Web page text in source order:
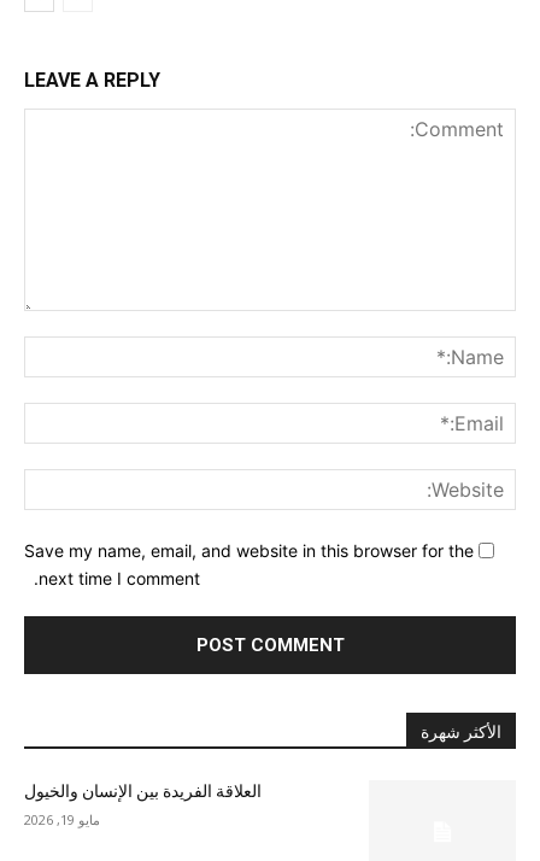
LEAVE A REPLY
Save my name, email, and website in this browser for the
next time I comment.
الأكثر شهرة
العلاقة الفريدة بين الإنسان والخيول
مايو 19, 2026